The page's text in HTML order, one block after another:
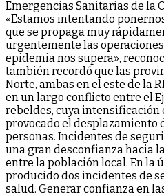
Emergencias Sanitarias de la
«Estamos intentando
que se propaga muy
urgentemente las
epidemia nos supera»,
también recordó que las
Norte, ambas en el este de la
en un largo conflicto entre el
rebeldes, cuya intensificación
provocado el desplazamiento
personas. Incidentes de
una gran desconfianza hacia
entre la población local. En la
producido dos incidentes de
salud. Generar confianza en